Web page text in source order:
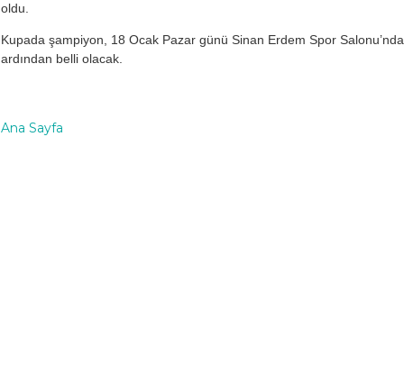
oldu.
Kupada şampiyon, 18 Ocak Pazar günü Sinan Erdem Spor
ardından belli olacak.
Ana Sayfa